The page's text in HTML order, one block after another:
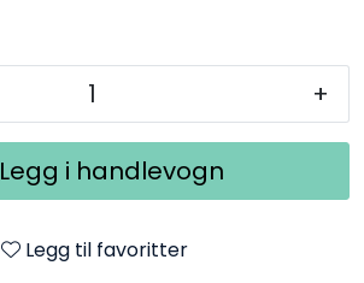
+
Legg i handlevogn
Legg til favoritter